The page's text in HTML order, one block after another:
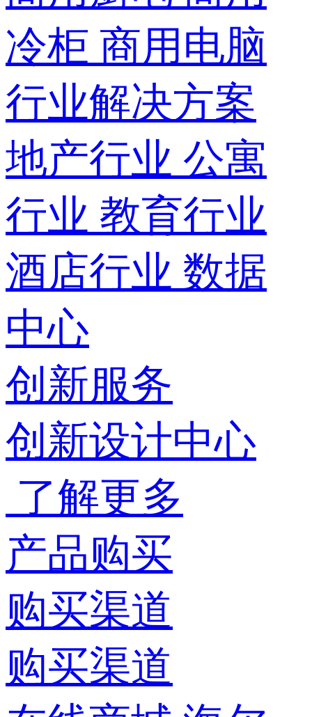
冷柜 商用电脑
行业解决方案
地产行业 公寓
行业 教育行业
酒店行业 数据
中心
创新服务
创新设计中心
了解更多
产品购买
购买渠道
购买渠道